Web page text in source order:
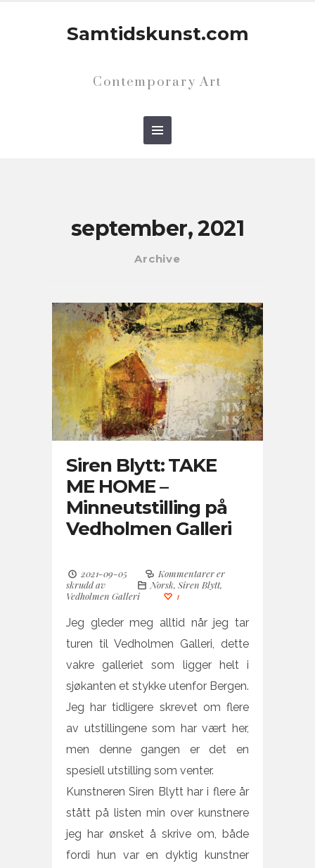
Samtidskunst.com
Contemporary Art
september, 2021
Archive
Siren Blytt: TAKE
ME HOME –
Minneutstilling på
Vedholmen Galleri
2021-09-05
Kommentarer er
skrudd av
Norsk,Siren Blytt,
Vedholmen Galleri
1
Jeg gleder meg alltid når jeg tar
turen til Vedholmen Galleri, dette
vakre galleriet som ligger helt i
sjøkanten et stykke utenfor Bergen.
Jeg har tidligere skrevet om flere
av utstillingene som har vært her,
men denne gangen er det en
spesiell utstilling som venter.
Kunstneren Siren Blytt har i flere år
stått på listen min over kunstnere
jeg har ønsket å skrive om, både
fordi hun var en dyktig kunstner